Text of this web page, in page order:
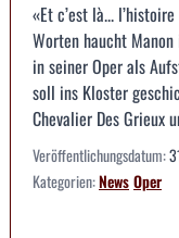
«Et c’est là...
Worten haucht Manon
in seiner Oper als
soll ins Kloster
Chevalier Des Grieux
Veröffentlichungsdatum:
Kategorien:NewsOper